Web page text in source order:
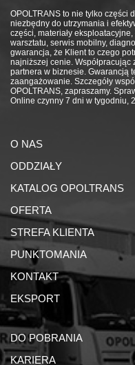
OPOLTRANS to nie tylko części
niezbędny do utrzymania i
części, materiały
warsztatu, serwis mobilny,
gwarancja, że Klient to czego
najniższej cenie.
partnera w biznesie. Gwarancją
zaangażowanie. Szczegóły
OPOLTRANS, zapraszamy.
Online czynny 7 dni w tygodniu,
O NAS
ODDZIAŁY
KATALOG OPOLTRANS
OFERTA
STREFA KLIENTA
PUNKTOMANIA
KONTAKT
EKSPORT
DO POBRANIA
KARIERA